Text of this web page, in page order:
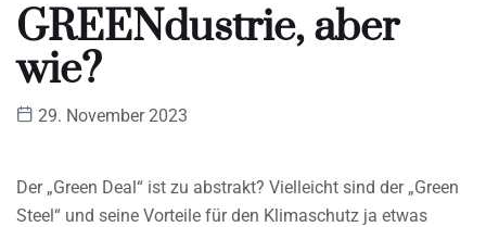
GREENdustrie, aber
wie?
29. November 2023
Der „Green Deal“ ist zu abstrakt? Vielleicht sind der „Green
Steel“ und seine Vorteile für den Klimaschutz ja etwas